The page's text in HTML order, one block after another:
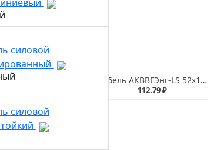
АКВВГЭнг-LS
4.26 ₽
Кабель АКВВГЭнг-LS 52х1,5
112.79 ₽
силовой
силовой